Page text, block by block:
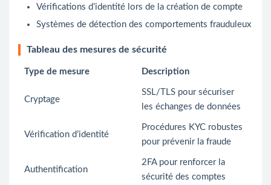
Vérifications d’identité lors de la création de compte
Systèmes de détection des comportements frauduleux
Tableau des mesures de sécurité
Type de mesure Description
Cryptage
SSL/TLS pour sécuriser
les échanges de données
Vérification d’identité
Procédures KYC robustes
pour prévenir la fraude
Authentification
2FA pour renforcer la
sécurité des comptes